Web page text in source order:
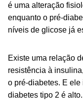
é uma alteração
enquanto o pré-
níveis de glicose já
Existe uma relação
resistência à
o pré-diabetes. E
diabetes tipo 2 é alto.